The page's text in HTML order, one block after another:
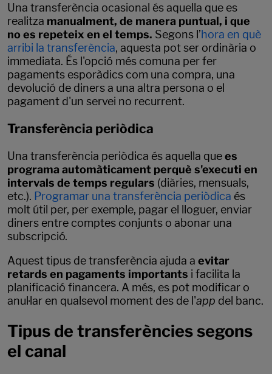
Una transferència ocasional és aquella que es
realitza manualment, de manera puntual, i que
no es repeteix en el temps. Segons l’hora en què
arribi la transferència, aquesta pot ser ordinària o
immediata. És l'opció més comuna per fer
pagaments esporàdics com una compra, una
devolució de diners a una altra persona o el
pagament d'un servei no recurrent.
Transferència periòdica
Una transferència periòdica és aquella quees
programa automàticament perquè s'executi en
intervals de temps regulars (diàries, mensuals,
etc.). Programar una transferència periòdica és
molt útil per, per exemple, pagar el lloguer, enviar
diners entre comptes conjunts o abonar una
subscripció.
Aquest tipus de transferència ajuda a evitar
retards en pagaments importants i facilita la
planificació financera. A més, es pot modificar o
anul·lar en qualsevol moment des de l'app del banc.
Tipus de transferències segons
el canal